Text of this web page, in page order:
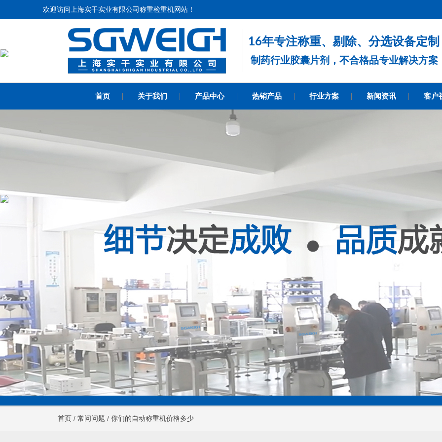
欢迎访问上海实干实业有限公司称重检重机网站！
16年专注称重、剔除、分选设备定制
制药行业胶囊片剂，不合格品专业解决方案
首页 关于我们 产品中心 热销产品 行业方案 新闻资讯 客户
首页 / 常问问题 / 你们的自动称重机价格多少
×